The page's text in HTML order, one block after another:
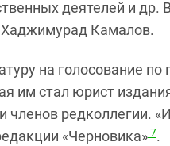
деятелей и др.
Хаджимурад Камалов.
на голосование
им стал юрист
членов редколлегии.
«Черновика»7.